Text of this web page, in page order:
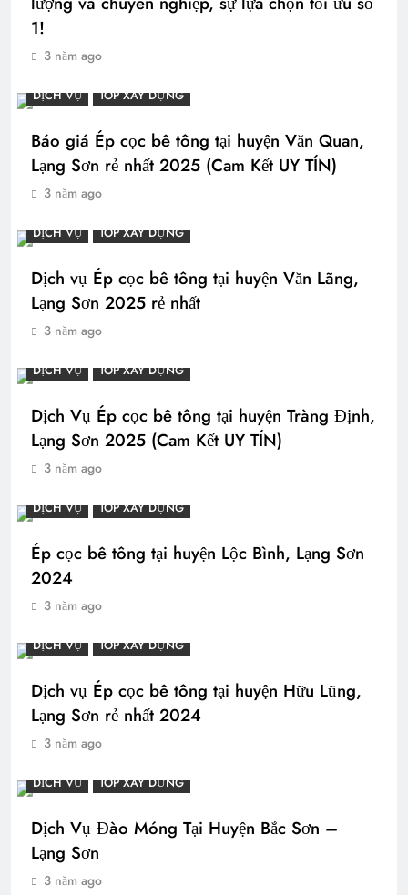
1!
3 năm ago
DỊCH VỤ TOP XÂY DỰNG
Báo giá Ép cọc bê tông tại huyện Văn Quan,
Lạng Sơn rẻ nhất 2025 (Cam Kết UY TÍN)
3 năm ago
DỊCH VỤ TOP XÂY DỰNG
Dịch vụ Ép cọc bê tông tại huyện Văn Lãng,
Lạng Sơn 2025 rẻ nhất
3 năm ago
DỊCH VỤ TOP XÂY DỰNG
Dịch Vụ Ép cọc bê tông tại huyện Tràng Định,
Lạng Sơn 2025 (Cam Kết UY TÍN)
3 năm ago
DỊCH VỤ TOP XÂY DỰNG
Ép cọc bê tông tại huyện Lộc Bình, Lạng Sơn
2024
3 năm ago
DỊCH VỤ TOP XÂY DỰNG
Dịch vụ Ép cọc bê tông tại huyện Hữu Lũng,
Lạng Sơn rẻ nhất 2024
3 năm ago
DỊCH VỤ TOP XÂY DỰNG
Dịch Vụ Đào Móng Tại Huyện Bắc Sơn –
Lạng Sơn
3 năm ago